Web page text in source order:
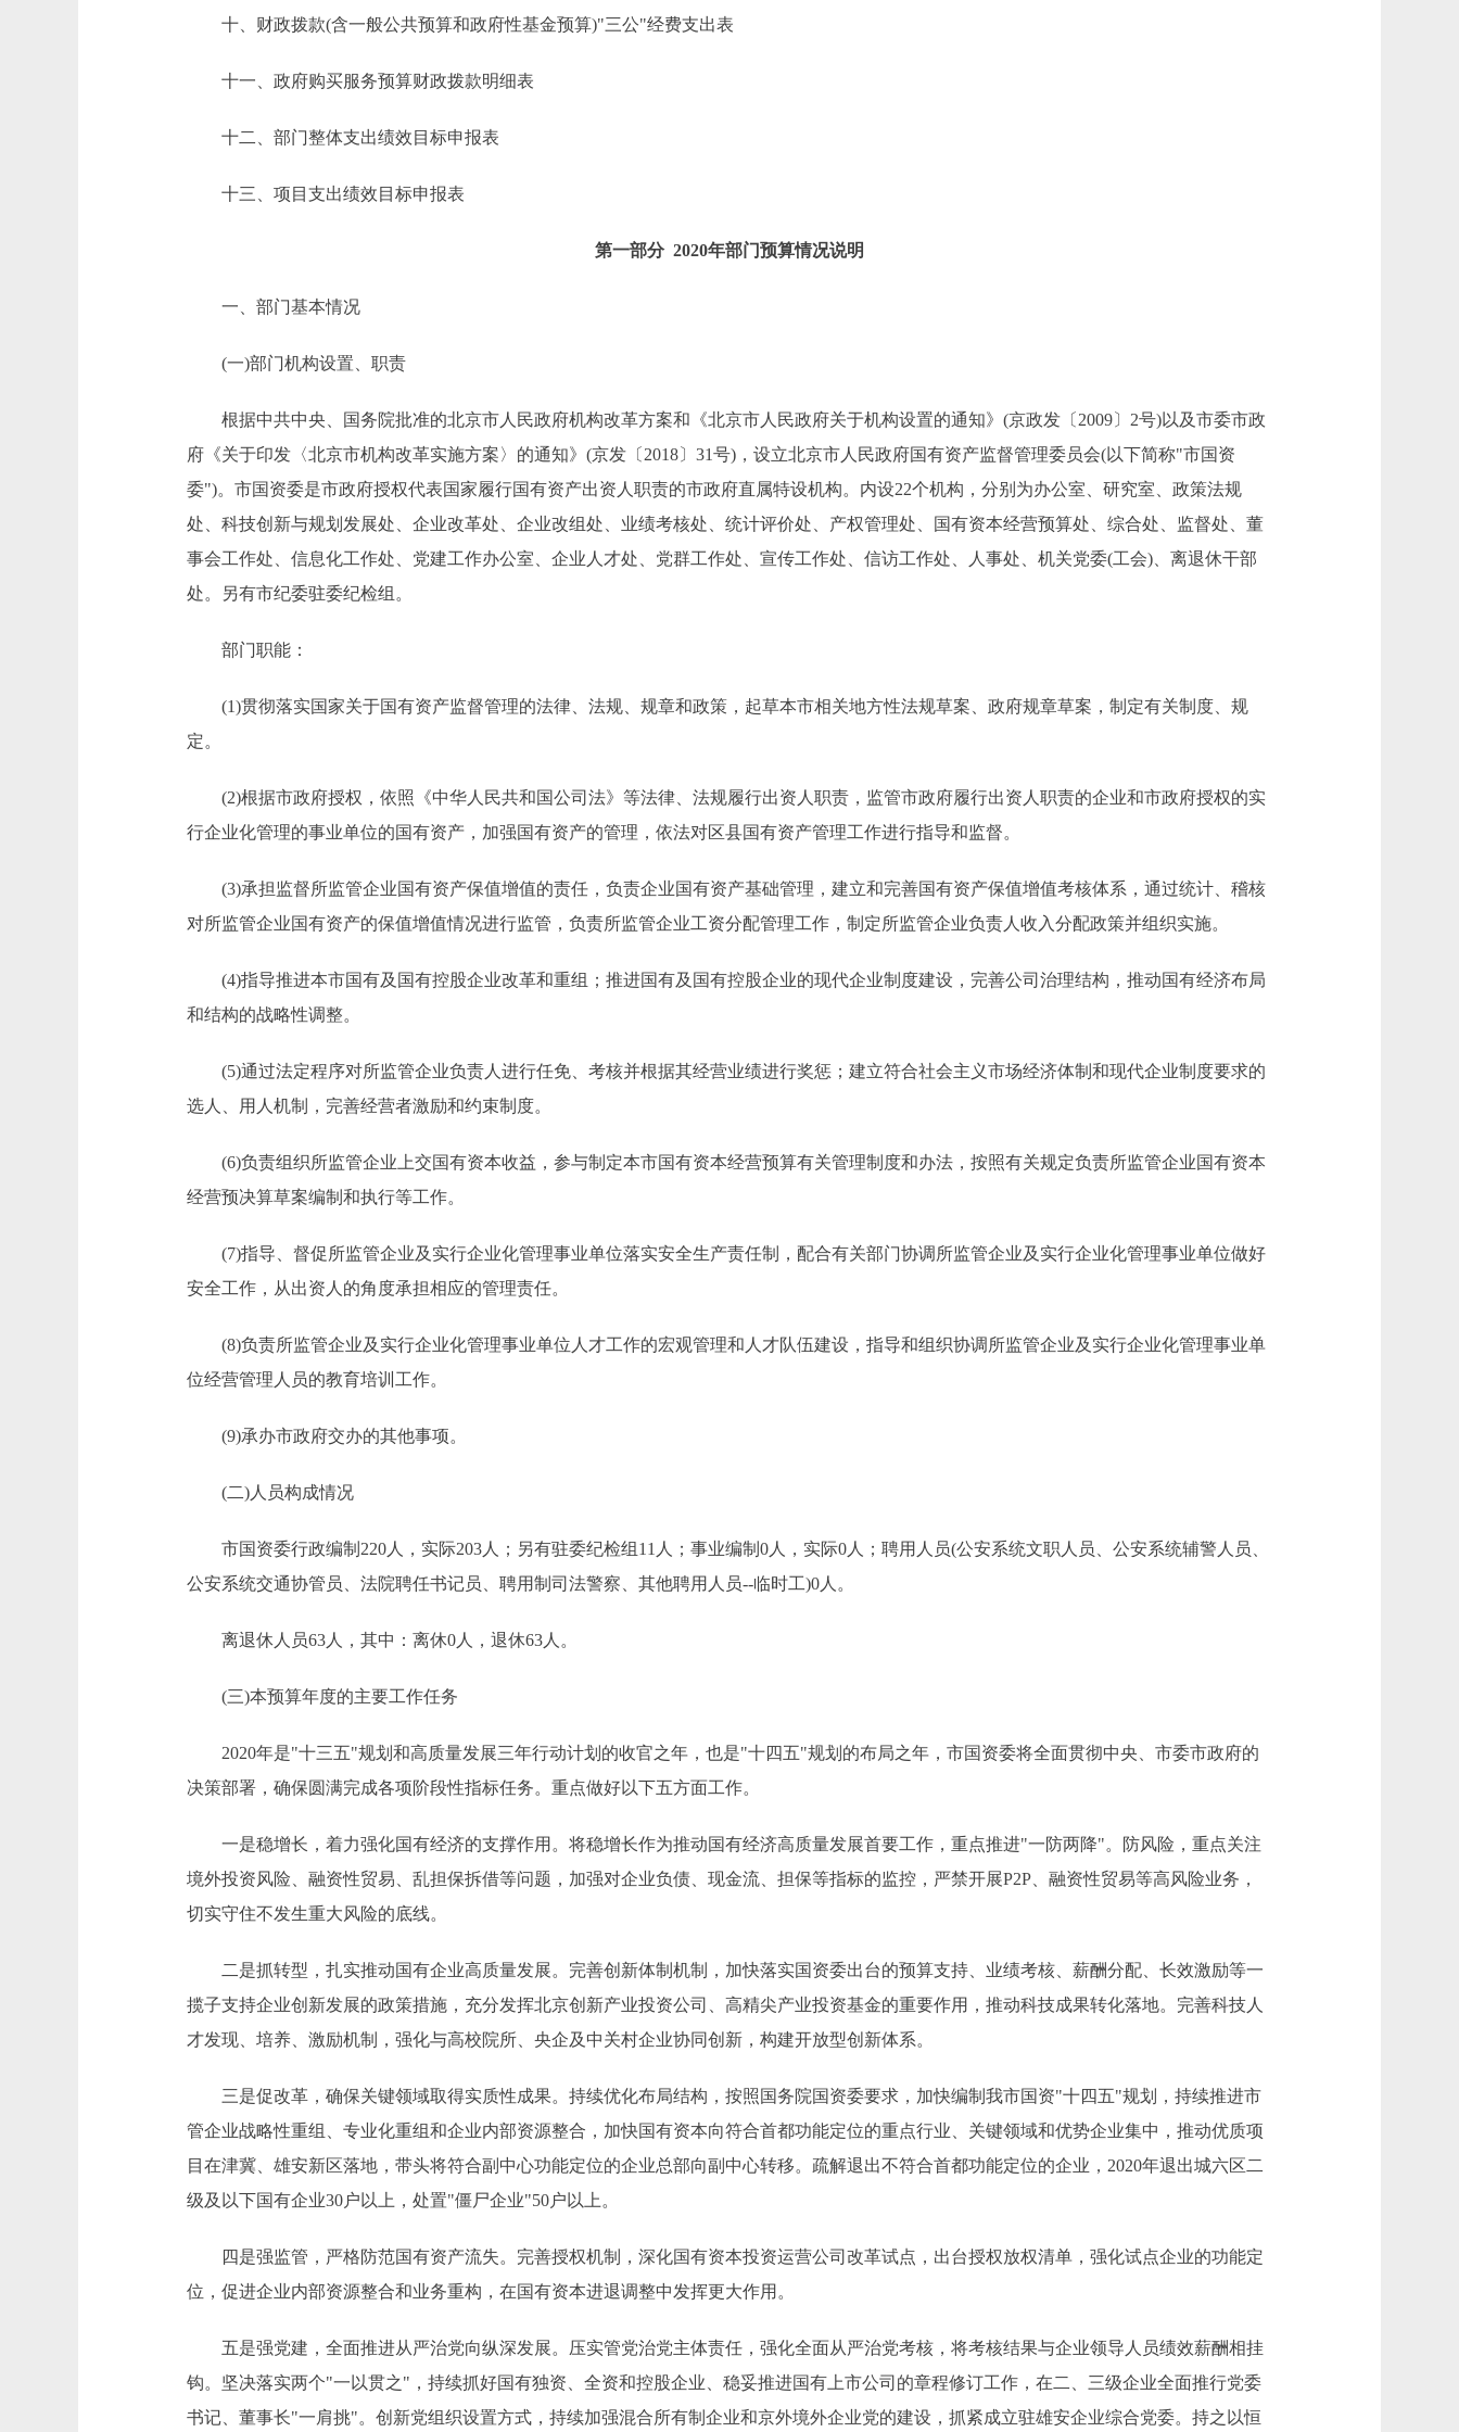
十、财政拨款(含一般公共预算和政府性基金预算)"三公"经费支出表
十一、政府购买服务预算财政拨款明细表
十二、部门整体支出绩效目标申报表
十三、项目支出绩效目标申报表
第一部分 2020年部门预算情况说明
一、部门基本情况
(一)部门机构设置、职责
根据中共中央、国务院批准的北京市人民政府机构改革方案和《北京市人民政府关于机构设置的通知》(京政发〔2009〕2号)以及市委市政
府《关于印发〈北京市机构改革实施方案〉的通知》(京发〔2018〕31号)，设立北京市人民政府国有资产监督管理委员会(以下简称"市国资
委")。市国资委是市政府授权代表国家履行国有资产出资人职责的市政府直属特设机构。内设22个机构，分别为办公室、研究室、政策法规
处、科技创新与规划发展处、企业改革处、企业改组处、业绩考核处、统计评价处、产权管理处、国有资本经营预算处、综合处、监督处、董
事会工作处、信息化工作处、党建工作办公室、企业人才处、党群工作处、宣传工作处、信访工作处、人事处、机关党委(工会)、离退休干部
处。另有市纪委驻委纪检组。
部门职能：
(1)贯彻落实国家关于国有资产监督管理的法律、法规、规章和政策，起草本市相关地方性法规草案、政府规章草案，制定有关制度、规
定。
(2)根据市政府授权，依照《中华人民共和国公司法》等法律、法规履行出资人职责，监管市政府履行出资人职责的企业和市政府授权的实
行企业化管理的事业单位的国有资产，加强国有资产的管理，依法对区县国有资产管理工作进行指导和监督。
(3)承担监督所监管企业国有资产保值增值的责任，负责企业国有资产基础管理，建立和完善国有资产保值增值考核体系，通过统计、稽核
对所监管企业国有资产的保值增值情况进行监管，负责所监管企业工资分配管理工作，制定所监管企业负责人收入分配政策并组织实施。
(4)指导推进本市国有及国有控股企业改革和重组；推进国有及国有控股企业的现代企业制度建设，完善公司治理结构，推动国有经济布局
和结构的战略性调整。
(5)通过法定程序对所监管企业负责人进行任免、考核并根据其经营业绩进行奖惩；建立符合社会主义市场经济体制和现代企业制度要求的
选人、用人机制，完善经营者激励和约束制度。
(6)负责组织所监管企业上交国有资本收益，参与制定本市国有资本经营预算有关管理制度和办法，按照有关规定负责所监管企业国有资本
经营预决算草案编制和执行等工作。
(7)指导、督促所监管企业及实行企业化管理事业单位落实安全生产责任制，配合有关部门协调所监管企业及实行企业化管理事业单位做好
安全工作，从出资人的角度承担相应的管理责任。
(8)负责所监管企业及实行企业化管理事业单位人才工作的宏观管理和人才队伍建设，指导和组织协调所监管企业及实行企业化管理事业单
位经营管理人员的教育培训工作。
(9)承办市政府交办的其他事项。
(二)人员构成情况
市国资委行政编制220人，实际203人；另有驻委纪检组11人；事业编制0人，实际0人；聘用人员(公安系统文职人员、公安系统辅警人员、
公安系统交通协管员、法院聘任书记员、聘用制司法警察、其他聘用人员--临时工)0人。
离退休人员63人，其中：离休0人，退休63人。
(三)本预算年度的主要工作任务
2020年是"十三五"规划和高质量发展三年行动计划的收官之年，也是"十四五"规划的布局之年，市国资委将全面贯彻中央、市委市政府的
决策部署，确保圆满完成各项阶段性指标任务。重点做好以下五方面工作。
一是稳增长，着力强化国有经济的支撑作用。将稳增长作为推动国有经济高质量发展首要工作，重点推进"一防两降"。防风险，重点关注
境外投资风险、融资性贸易、乱担保拆借等问题，加强对企业负债、现金流、担保等指标的监控，严禁开展P2P、融资性贸易等高风险业务，
切实守住不发生重大风险的底线。
二是抓转型，扎实推动国有企业高质量发展。完善创新体制机制，加快落实国资委出台的预算支持、业绩考核、薪酬分配、长效激励等一
揽子支持企业创新发展的政策措施，充分发挥北京创新产业投资公司、高精尖产业投资基金的重要作用，推动科技成果转化落地。完善科技人
才发现、培养、激励机制，强化与高校院所、央企及中关村企业协同创新，构建开放型创新体系。
三是促改革，确保关键领域取得实质性成果。持续优化布局结构，按照国务院国资委要求，加快编制我市国资"十四五"规划，持续推进市
管企业战略性重组、专业化重组和企业内部资源整合，加快国有资本向符合首都功能定位的重点行业、关键领域和优势企业集中，推动优质项
目在津冀、雄安新区落地，带头将符合副中心功能定位的企业总部向副中心转移。疏解退出不符合首都功能定位的企业，2020年退出城六区二
级及以下国有企业30户以上，处置"僵尸企业"50户以上。
四是强监管，严格防范国有资产流失。完善授权机制，深化国有资本投资运营公司改革试点，出台授权放权清单，强化试点企业的功能定
位，促进企业内部资源整合和业务重构，在国有资本进退调整中发挥更大作用。
五是强党建，全面推进从严治党向纵深发展。压实管党治党主体责任，强化全面从严治党考核，将考核结果与企业领导人员绩效薪酬相挂
钩。坚决落实两个"一以贯之"，持续抓好国有独资、全资和控股企业、稳妥推进国有上市公司的章程修订工作，在二、三级企业全面推行党委
书记、董事长"一肩挑"。创新党组织设置方式，持续加强混合所有制企业和京外境外企业党的建设，抓紧成立驻雄安企业综合党委。持之以恒